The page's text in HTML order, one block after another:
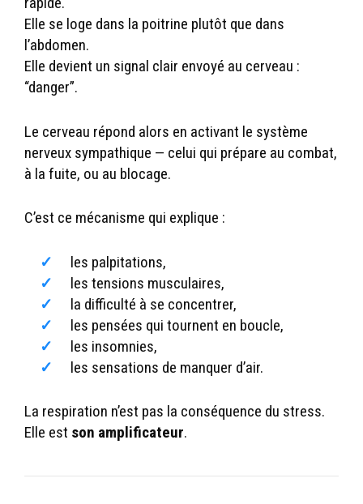
Elle se loge dans la poitrine plutôt que dans
l’abdomen.
Elle devient un signal clair envoyé au cerveau :
“danger”.
Le cerveau répond alors en activant le système
nerveux sympathique — celui qui prépare au combat,
à la fuite, ou au blocage.
C’est ce mécanisme qui explique :
les palpitations,
les tensions musculaires,
la difficulté à se concentrer,
les pensées qui tournent en boucle,
les insomnies,
les sensations de manquer d’air.
La respiration n’est pas la conséquence du stress.
Elle est son amplificateur.